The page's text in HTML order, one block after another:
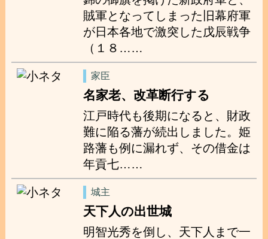
賊軍となってしまった旧幕府軍
が日本各地で激突した戊辰戦争
（１８……
家臣
名家老、改革断行する
江戸時代も後期になると、財政
難に陥る藩が続出しました。姫
路藩も例に漏れず、その借金は
年貢七……
城主
天下人の出世城
明智光秀を倒し、天下人まで一